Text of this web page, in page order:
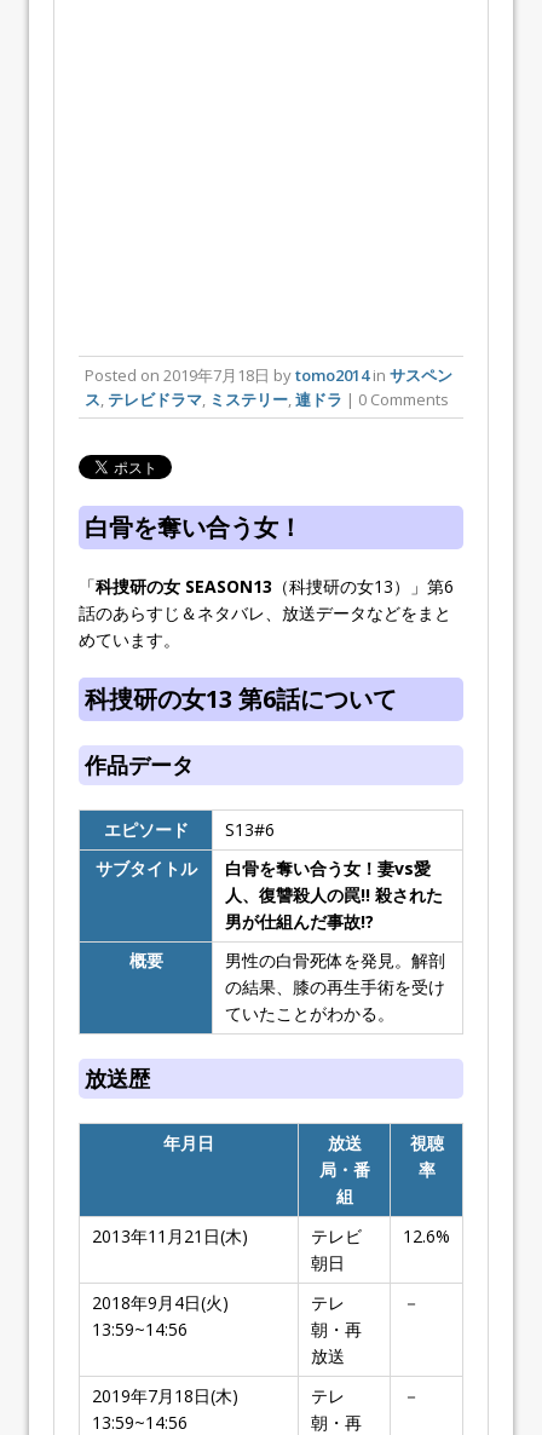
Posted on 2019年7月18日 bytomo2014in サスペン
ス テレビドラマ ミステリー 連ドラ | 0 Comments
白骨を奪い合う女！
「科捜研の女 SEASON13 （科捜研の女13）」第6
話のあらすじ＆ネタバレ、放送データなどをまと
めています。
科捜研の女13 第6話について
作品データ
エピソード
S13#6
サブタイトル
白骨を奪い合う女！妻vs愛
人、復讐殺人の罠!! 殺された
男が仕組んだ事故!?
概要
男性の白骨死体を発見。解剖
の結果、膝の再生手術を受け
ていたことがわかる。
放送歴
年月日
放送
局・番
組
視聴
率
2013年11月21日(木)
テレビ
朝日
12.6%
2018年9月4日(火)
13:59~14:56
テレ
朝・再
放送
－
2019年7月18日(木)
13:59~14:56
テレ
朝・再
－